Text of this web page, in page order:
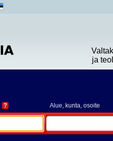
ja
? Alue, kunta, osoite